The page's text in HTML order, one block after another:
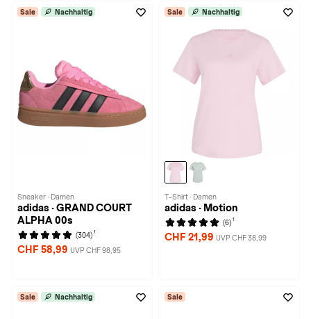
Sale Nachhaltig
Sneaker · Damen
adidas · GRAND COURT
ALPHA 00s
(304) 1
CHF 58,99 UVP CHF 98,95
Sale Nachhaltig
T-Shirt · Damen
adidas · Motion
(6) 1
CHF 21,99 UVP CHF 38,99
Sale Nachhaltig Sale